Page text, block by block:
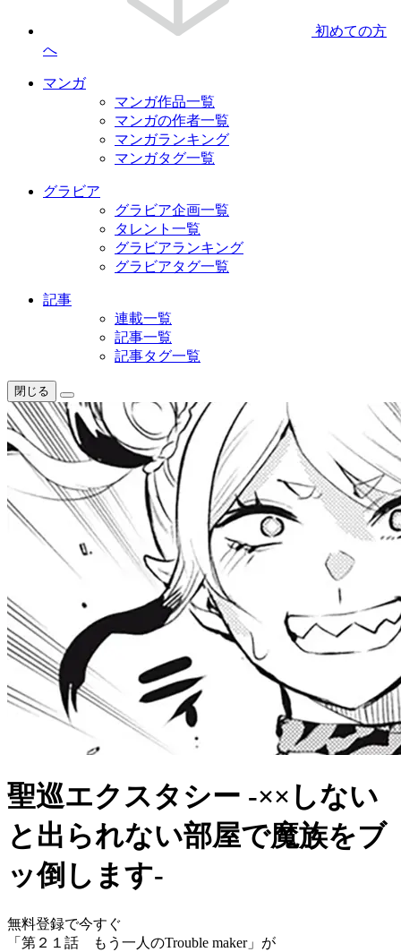
初めての方
へ
マンガ
マンガ作品一覧
マンガの作者一覧
マンガランキング
マンガタグ一覧
グラビア
グラビア企画一覧
タレント一覧
グラビアランキング
グラビアタグ一覧
記事
連載一覧
記事一覧
記事タグ一覧
閉じる
聖巡エクスタシー -××しない
と出られない部屋で魔族をブ
ッ倒します-
無料登録で今すぐ
「 第２１話 もう一人のTrouble maker」が